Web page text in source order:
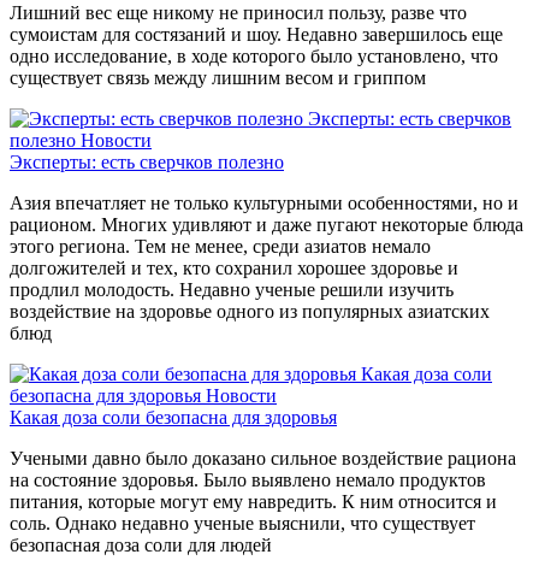
Лишний вес еще никому не приносил пользу, разве что
сумоистам для состязаний и шоу. Недавно завершилось еще
одно исследование, в ходе которого было установлено, что
существует связь между лишним весом и гриппом
Эксперты: есть сверчков
полезно Новости
Эксперты: есть сверчков полезно
Азия впечатляет не только культурными особенностями, но и
рационом. Многих удивляют и даже пугают некоторые блюда
этого региона. Тем не менее, среди азиатов немало
долгожителей и тех, кто сохранил хорошее здоровье и
продлил молодость. Недавно ученые решили изучить
воздействие на здоровье одного из популярных азиатских
блюд
Какая доза соли
безопасна для здоровья Новости
Какая доза соли безопасна для здоровья
Учеными давно было доказано сильное воздействие рациона
на состояние здоровья. Было выявлено немало продуктов
питания, которые могут ему навредить. К ним относится и
соль. Однако недавно ученые выяснили, что существует
безопасная доза соли для людей